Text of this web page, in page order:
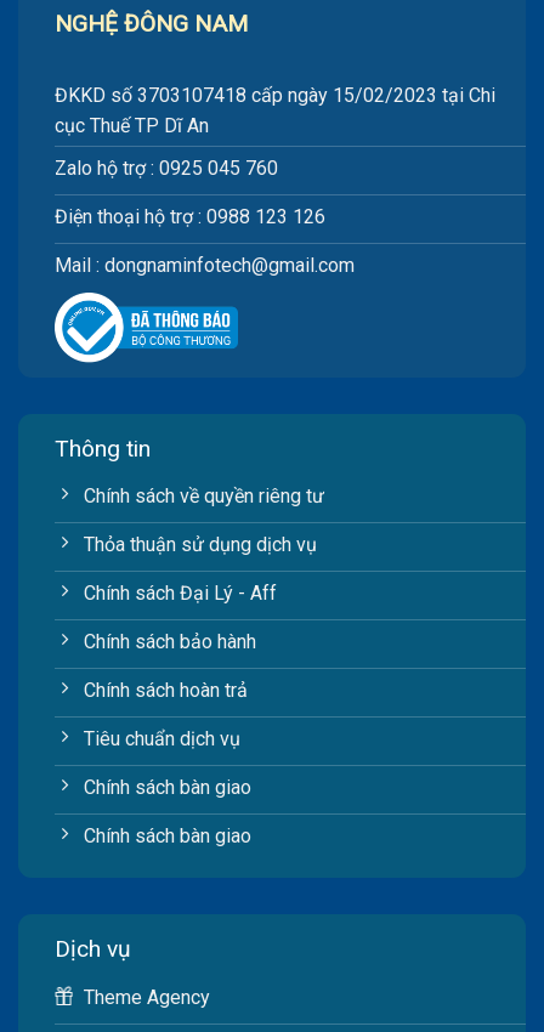
NGHỆ ĐÔNG NAM
ĐKKD số 3703107418 cấp ngày 15/02/2023 tại Chi
cục Thuế TP Dĩ An
Zalo hộ trợ : 0925 045 760
Điện thoại hộ trợ : 0988 123 126
Mail : dongnaminfotech@gmail.com
Thông tin
Chính sách về quyền riêng tư
Thỏa thuận sử dụng dịch vụ
Chính sách Đại Lý - Aff
Chính sách bảo hành
Chính sách hoàn trả
Tiêu chuẩn dịch vụ
Chính sách bàn giao
Chính sách bàn giao
Dịch vụ
Theme Agency